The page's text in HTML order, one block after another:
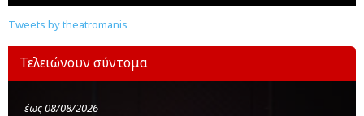
Tweets by theatromanis
Τελειώνουν σύντομα
έως 08/08/2026